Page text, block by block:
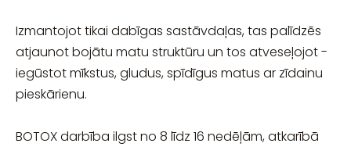
Izmantojot tikai dabīgas sastāvdaļas, tas palīdzēs
atjaunot bojātu matu struktūru un tos atveseļojot -
iegūstot mīkstus, gludus, spīdīgus matus ar zīdainu
pieskārienu.
BOTOX darbība ilgst no 8 līdz 16 nedēļām, atkarībā